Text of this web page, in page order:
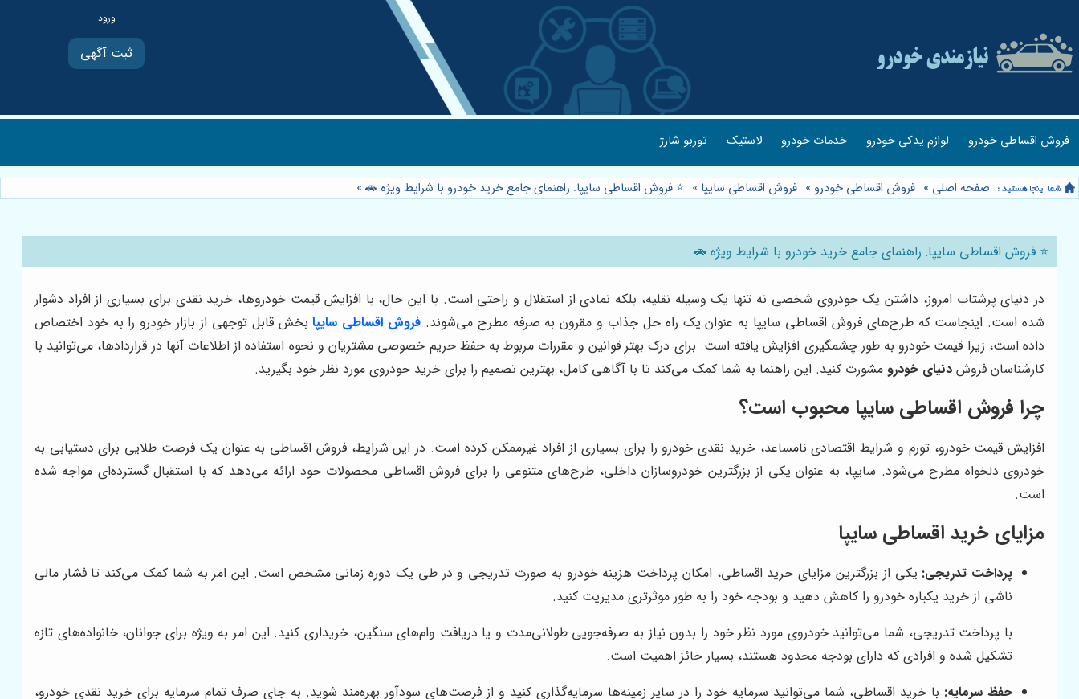
ثبت آگهی
فروش اقساطی خودرو لوازم یدکی خودرو خدمات خودرو لاستیک توربو شارژ
صفحه اصلی » فروش اقساطی خودرو » فروش اقساطی سایپا » ⭐️ فروش اقساطی سایپا: راهنمای جامع خرید خودرو با شرایط ویژه 🚗»
⭐️ فروش اقساطی سایپا: راهنمای جامع خرید خودرو با شرایط ویژه 🚗
در دنیای پرشتاب امروز، داشتن یک خودروی شخصی نه تنها یک وسیله نقلیه، بلکه نمادی از استقلال و راحتی است. با این حال، با افزایش قیمت خودروها، خرید نقدی برای بسیاری از افراد دشوار
شده است. اینجاست که طرح‌های فروش اقساطی سایپا به عنوان یک راه حل جذاب و مقرون به صرفه مطرح می‌شوند. فروش اقساطی سایپابخش قابل توجهی از بازار خودرو را به خود اختصاص
داده است، زیرا قیمت خودرو به طور چشمگیری افزایش یافته است. برای درک بهتر قوانین و مقررات مربوط به حفظ حریم خصوصی مشتریان و نحوه استفاده از اطلاعات آنها در قراردادها، می‌توانید با
کارشناسان فروش دنیای خودرومشورت کنید. این راهنما به شما کمک می‌کند تا با آگاهی کامل، بهترین تصمیم را برای خرید خودروی مورد نظر خود بگیرید.
چرا فروش اقساطی سایپا محبوب است؟
افزایش قیمت خودرو، تورم و شرایط اقتصادی نامساعد، خرید نقدی خودرو را برای بسیاری از افراد غیرممکن کرده است. در این شرایط، فروش اقساطی به عنوان یک فرصت طلایی برای دستیابی به
خودروی دلخواه مطرح می‌شود. سایپا، به عنوان یکی از بزرگترین خودروسازان داخلی، طرح‌های متنوعی را برای فروش اقساطی محصولات خود ارائه می‌دهد که با استقبال گسترده‌ای مواجه شده
است.
مزایای خرید اقساطی سایپا
پرداخت تدریجی: یکی از بزرگترین مزایای خرید اقساطی، امکان پرداخت هزینه خودرو به صورت تدریجی و در طی یک دوره زمانی مشخص است. این امر به شما کمک می‌کند تا فشار مالی
ناشی از خرید یکباره خودرو را کاهش دهید و بودجه خود را به طور موثرتری مدیریت کنید.
با پرداخت تدریجی، شما می‌توانید خودروی مورد نظر خود را بدون نیاز به صرفه‌جویی طولانی‌مدت و یا دریافت وام‌های سنگین، خریداری کنید. این امر به ویژه برای جوانان، خانواده‌های تازه
تشکیل شده و افرادی که دارای بودجه محدود هستند، بسیار حائز اهمیت است.
حفظ سرمایه: با خرید اقساطی، شما می‌توانید سرمایه خود را در سایر زمینه‌ها سرمایه‌گذاری کنید و از فرصت‌های سودآور بهره‌مند شوید. به جای صرف تمام سرمایه برای خرید نقدی خودرو،